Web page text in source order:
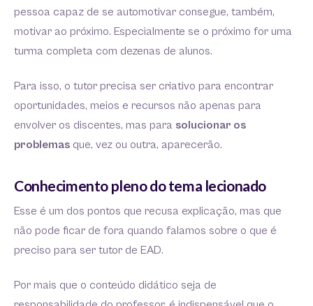
pessoa capaz de se automotivar consegue, também,
motivar ao próximo. Especialmente se o próximo for uma
turma completa com dezenas de alunos.
Para isso, o tutor precisa ser criativo para encontrar
oportunidades, meios e recursos não apenas para
envolver os discentes, mas para solucionar os
problemas que, vez ou outra, aparecerão.
Conhecimento pleno do tema lecionado
Esse é um dos pontos que recusa explicação, mas que
não pode ficar de fora quando falamos sobre o que é
preciso para ser tutor de EAD.
Por mais que o conteúdo didático seja de